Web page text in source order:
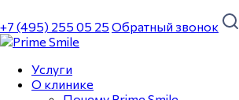
+7 (495) 255 05 25 Обратный звонок
Услуги
О клинике